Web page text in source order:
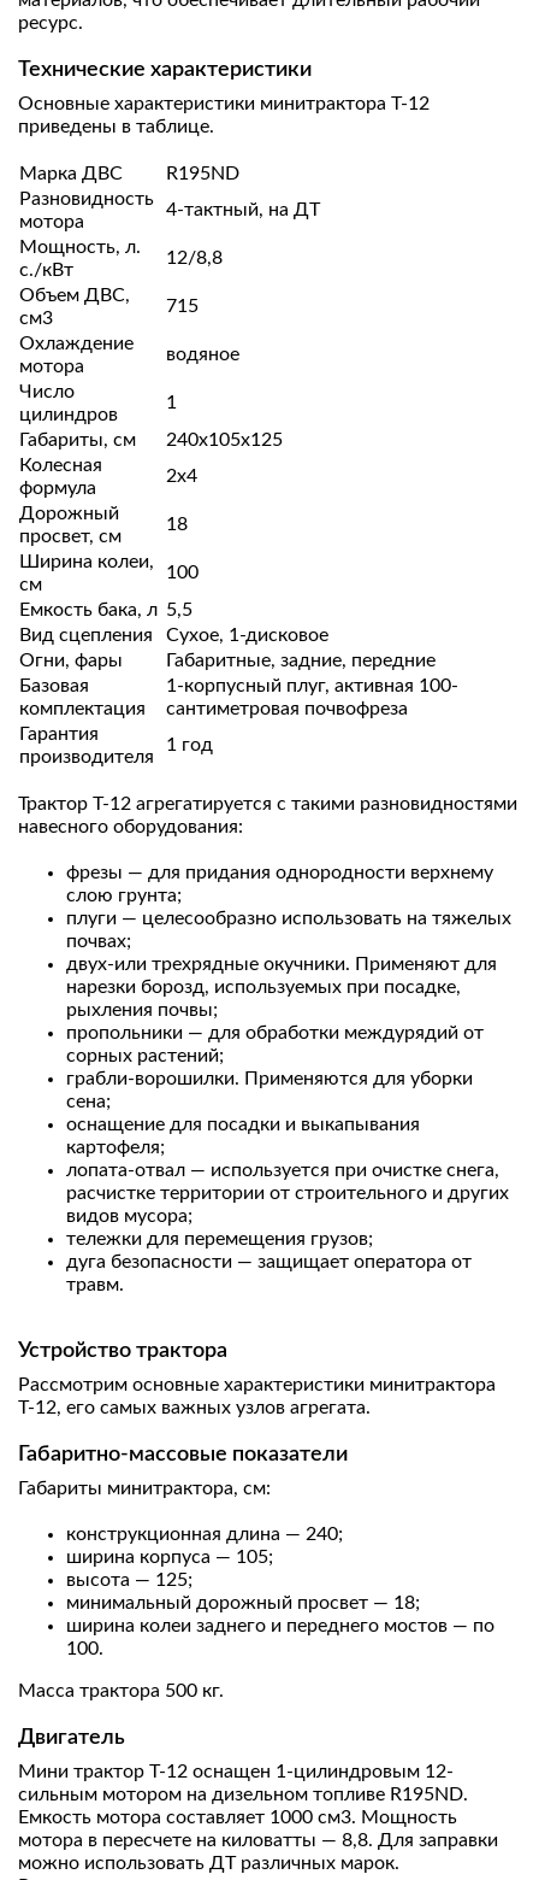
ресурс.
Технические характеристики
Основные характеристики минитрактора Т-12
приведены в таблице.
Марка ДВС
R195ND
Разновидность
мотора
4-тактный, на ДТ
Мощность, л.
с./кВт
12/8,8
Объем ДВС,
см3
715
Охлаждение
мотора
водяное
Число
цилиндров
1
Габариты, см
240х105х125
Колесная
формула
2х4
Дорожный
просвет, см
18
Ширина колеи,
см
100
Емкость бака, л 5,5
Вид сцепления
Сухое, 1-дисковое
Огни, фары
Габаритные, задние, передние
Базовая
комплектация
1-корпусный плуг, активная 100-
сантиметровая почвофреза
Гарантия
производителя
1 год
Трактор Т-12 агрегатируется с такими разновидностями
навесного оборудования:
фрезы — для придания однородности верхнему
слою грунта;
плуги — целесообразно использовать на тяжелых
почвах;
двух-или трехрядные окучники. Применяют для
нарезки борозд, используемых при посадке,
рыхления почвы;
пропольники — для обработки междурядий от
сорных растений;
грабли-ворошилки. Применяются для уборки
сена;
оснащение для посадки и выкапывания
картофеля;
лопата-отвал — используется при очистке снега,
расчистке территории от строительного и других
видов мусора;
тележки для перемещения грузов;
дуга безопасности — защищает оператора от
травм.
Устройство трактора
Рассмотрим основные характеристики минитрактора
Т-12, его самых важных узлов агрегата.
Габаритно-массовые показатели
Габариты минитрактора, см:
конструкционная длина — 240;
ширина корпуса — 105;
высота — 125;
минимальный дорожный просвет — 18;
ширина колеи заднего и переднего мостов — по
100.
Масса трактора 500 кг.
Двигатель
Мини трактор Т-12 оснащен 1-цилиндровым 12-
сильным мотором на дизельном топливе R195ND.
Емкость мотора составляет 1000 см3. Мощность
мотора в пересчете на киловатты — 8,8. Для заправки
можно использовать ДТ различных марок.